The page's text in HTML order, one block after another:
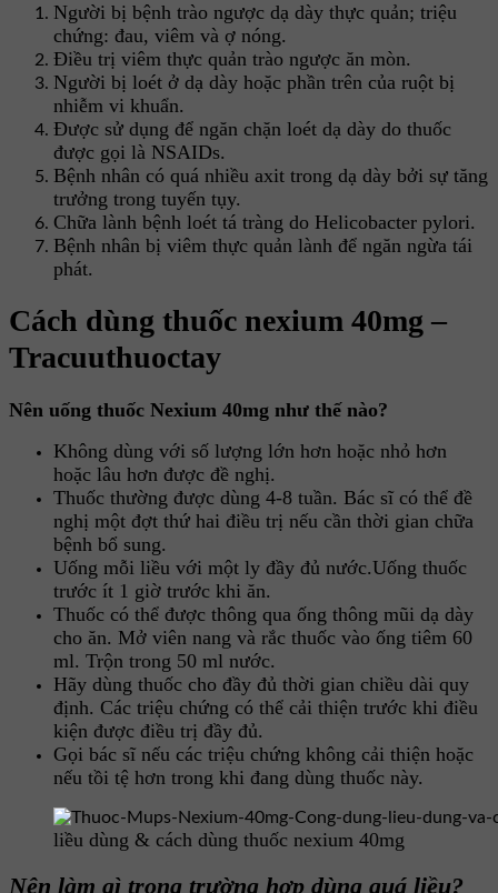
Người bị bệnh trào ngược dạ dày thực quản; triệu
chứng: đau, viêm và ợ nóng.
Điều trị viêm thực quản trào ngược ăn mòn.
Người bị loét ở dạ dày hoặc phần trên của ruột bị
nhiễm vi khuẩn.
Được sử dụng để ngăn chặn loét dạ dày do thuốc
được gọi là NSAIDs.
Bệnh nhân có quá nhiều axit trong dạ dày bởi sự tăng
trưởng trong tuyến tụy.
Chữa lành bệnh loét tá tràng do Helicobacter pylori.
Bệnh nhân bị viêm thực quản lành để ngăn ngừa tái
phát.
Cách dùng thuốc nexium 40mg –
Tracuuthuoctay
Nên uống thuốc Nexium 40mg như thế nào?
Không dùng với số lượng lớn hơn hoặc nhỏ hơn
hoặc lâu hơn được đề nghị.
Thuốc thường được dùng 4-8 tuần. Bác sĩ có thể đề
nghị một đợt thứ hai điều trị nếu cần thời gian chữa
bệnh bổ sung.
Uống mỗi liều với một ly đầy đủ nước.Uống thuốc
trước ít 1 giờ trước khi ăn.
Thuốc có thể được thông qua ống thông mũi dạ dày
cho ăn. Mở viên nang và rắc thuốc vào ống tiêm 60
ml. Trộn trong 50 ml nước.
Hãy dùng thuốc cho đầy đủ thời gian chiều dài quy
định. Các triệu chứng có thể cải thiện trước khi điều
kiện được điều trị đầy đủ.
Gọi bác sĩ nếu các triệu chứng không cải thiện hoặc
nếu tồi tệ hơn trong khi đang dùng thuốc này.
liều dùng & cách dùng thuốc nexium 40mg
Nên làm gì trong trường hợp dùng quá liều?